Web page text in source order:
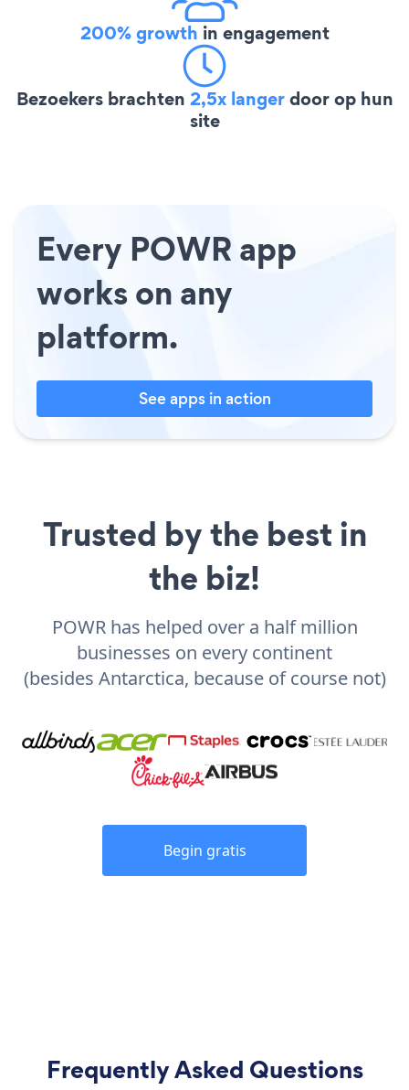
200% growth in engagement
Bezoekers brachten 2,5x langerdoor op hun
site
Every POWR app
works on any
platform.
See apps in action
Trusted by the best in
the biz!
POWR has helped over a half million
businesses on every continent
(besides Antarctica, because of course not)
Begin gratis
Frequently Asked Questions